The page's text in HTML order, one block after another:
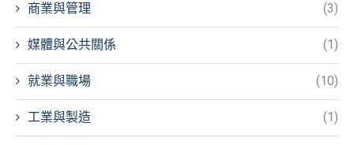
商業與管理 (3)
媒體與公共關係 (1)
就業與職場 (10)
工業與製造 (1)